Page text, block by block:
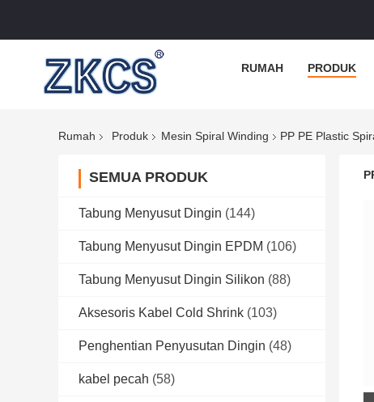
RUMAH PRODUK
Rumah Produk Mesin Spiral Winding PP PE Plastic
SEMUA PRODUK
Tabung Menyusut Dingin (144)
Tabung Menyusut Dingin EPDM (106)
Tabung Menyusut Dingin Silikon (88)
Aksesoris Kabel Cold Shrink (103)
Penghentian Penyusutan Dingin (48)
kabel pecah (58)